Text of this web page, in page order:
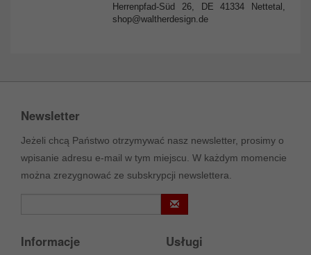
Herrenpfad-Süd 26, DE 41334 Nettetal,
shop@waltherdesign.de
Newsletter
Jeżeli chcą Państwo otrzymywać nasz newsletter, prosimy o
wpisanie adresu e-mail w tym miejscu. W każdym momencie
można zrezygnować ze subskrypcji newslettera.
Informacje Usługi